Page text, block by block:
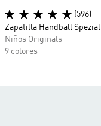
(596)
Zapatilla Handball Spezial
Niños Originals
9 colores